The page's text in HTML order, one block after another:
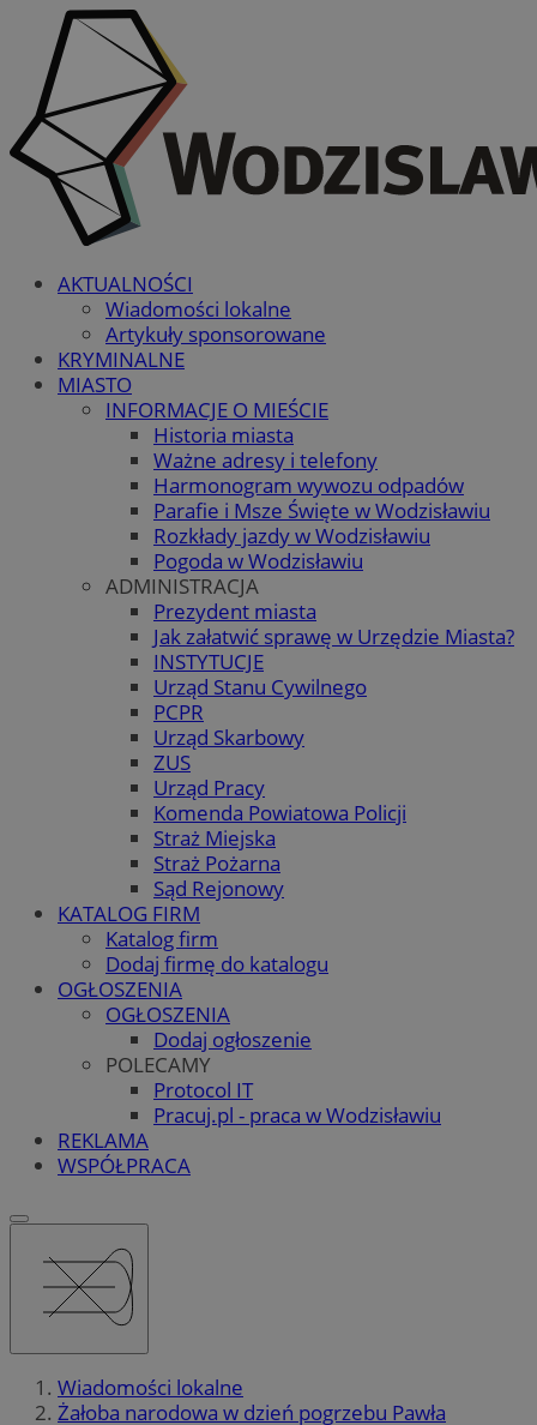
AKTUALNOŚCI
Wiadomości lokalne
Artykuły sponsorowane
KRYMINALNE
MIASTO
INFORMACJE O MIEŚCIE
Historia miasta
Ważne adresy i telefony
Harmonogram wywozu odpadów
Parafie i Msze Święte w Wodzisławiu
Rozkłady jazdy w Wodzisławiu
Pogoda w Wodzisławiu
ADMINISTRACJA
Prezydent miasta
Jak załatwić sprawę w Urzędzie Miasta?
INSTYTUCJE
Urząd Stanu Cywilnego
PCPR
Urząd Skarbowy
ZUS
Urząd Pracy
Komenda Powiatowa Policji
Straż Miejska
Straż Pożarna
Sąd Rejonowy
KATALOG FIRM
Katalog firm
Dodaj firmę do katalogu
OGŁOSZENIA
OGŁOSZENIA
Dodaj ogłoszenie
POLECAMY
Protocol IT
Pracuj.pl - praca w Wodzisławiu
REKLAMA
WSPÓŁPRACA
Wiadomości lokalne
Żałoba narodowa w dzień pogrzebu Pawła